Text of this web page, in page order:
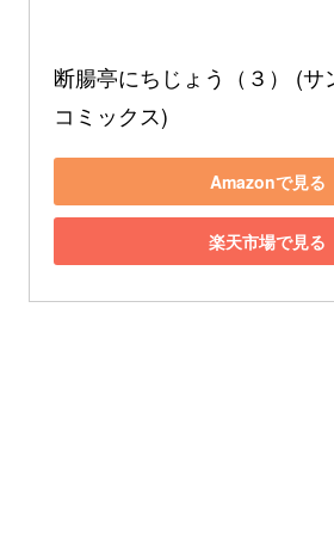
断腸亭にちじょう（３） (サ
コミックス)
Amazonで見る
楽天市場で見る